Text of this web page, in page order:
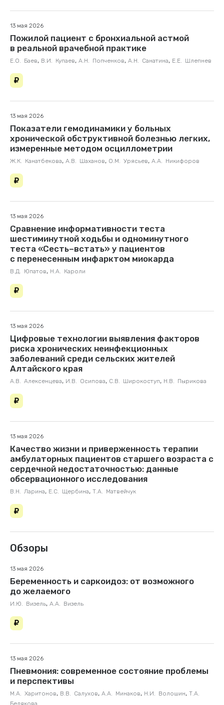
13 мая 2026
Пожилой пациент с бронхиальной астмой
в реальной врачебной практике
Е.О. Баев, В.И. Купаев, А.Н. Попченков, А.Н. Санатина, Е.Е. Шлепнев
13 мая 2026
Показатели гемодинамики у больных
хронической обструктивной болезнью легких,
измеренные методом осциллометрии
Ж.К. Канатбекова, А.В. Шаханов, О.М. Урясьев, А.А. Никифоров
13 мая 2026
Сравнение информативности теста
шестиминутной ходьбы и одноминутного
теста «Сесть–встать» у пациентов
с перенесенным инфарктом миокарда
В.Д. Юпатов, Н.А. Кароли
13 мая 2026
Цифровые технологии выявления факторов
риска хронических неинфекционных
заболеваний среди сельских жителей
Алтайского края
А.В. Алексенцева, И.В. Осипова, С.В. Широкоступ, Н.В. Пырикова
13 мая 2026
Качество жизни и приверженность терапии
амбулаторных пациентов старшего возраста с
сердечной недостаточностью: данные
обсервационного исследования
В.Н. Ларина, Е.С. Щербина, Т.А. Матвейчук
Обзоры
13 мая 2026
Беременность и саркоидоз: от возможного
до желаемого
И.Ю. Визель, А.А. Визель
13 мая 2026
Пневмония: современное состояние проблемы
и перспективы
М.А. Харитонов, В.В. Салухов, А.А. Минаков, Н.И. Волошин, Т.А.